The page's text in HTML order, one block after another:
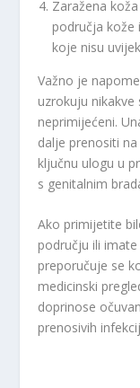
Zaražena
područja kože
koje nisu
Važno je
uzrokuju
neprimijećeni.
dalje prenositi
ključnu ulogu u
s genitalnim
Ako primijetite
području ili
preporučuje se
medicinski
doprinose
prenosivih